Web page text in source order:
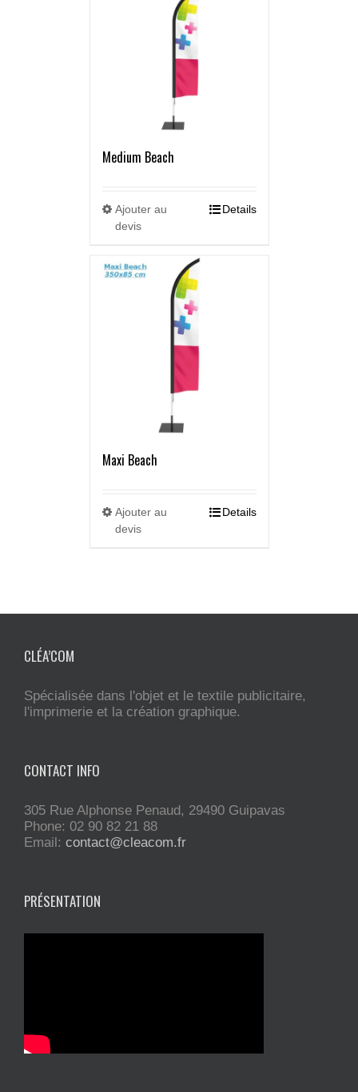
Medium Beach
Ajouter au
devis
Details
Maxi Beach
Ajouter au
devis
Details
CLÉA’COM
Spécialisée dans l'objet et le textile publicitaire,
l'imprimerie et la création graphique.
CONTACT INFO
305 Rue Alphonse Penaud, 29490 Guipavas
Phone: 02 90 82 21 88
Email: contact@cleacom.fr
PRÉSENTATION